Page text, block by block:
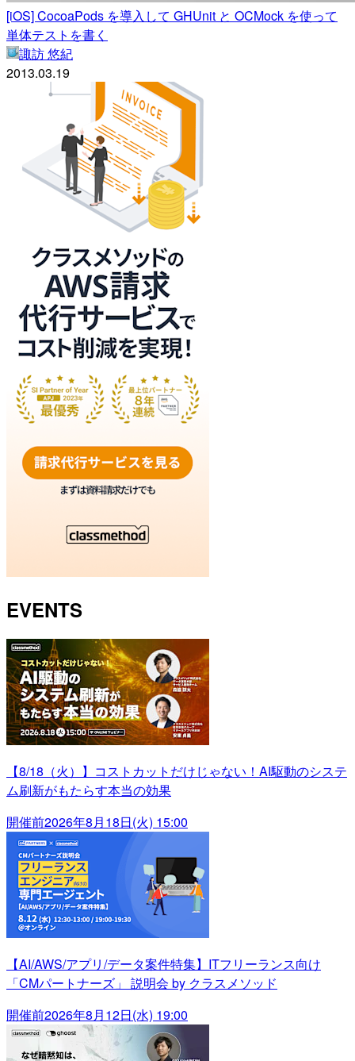
[iOS] CocoaPods を導入して GHUnit と OCMock を使って
単体テストを書く
諏訪 悠紀
2013.03.19
EVENTS
【8/18（火）】コストカットだけじゃない！AI駆動のシステ
ム刷新がもたらす本当の効果
開催前2026年8月18日(火) 15:00
【AI/AWS/アプリ/データ案件特集】ITフリーランス向け
「CMパートナーズ」 説明会 by クラスメソッド
開催前2026年8月12日(水) 19:00